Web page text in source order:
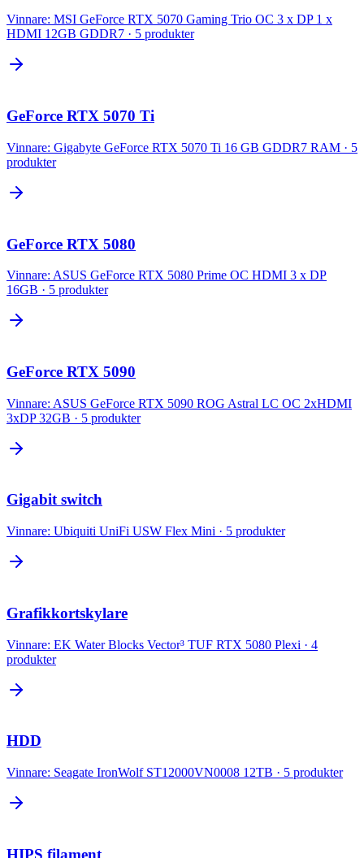
Vinnare: MSI GeForce RTX 5070 Gaming Trio OC 3 x DP 1 x
HDMI 12GB GDDR7 · 5 produkter
GeForce RTX 5070 Ti
Vinnare: Gigabyte GeForce RTX 5070 Ti 16 GB GDDR7 RAM · 5
produkter
GeForce RTX 5080
Vinnare: ASUS GeForce RTX 5080 Prime OC HDMI 3 x DP
16GB · 5 produkter
GeForce RTX 5090
Vinnare: ASUS GeForce RTX 5090 ROG Astral LC OC 2xHDMI
3xDP 32GB · 5 produkter
Gigabit switch
Vinnare: Ubiquiti UniFi USW Flex Mini · 5 produkter
Grafikkortskylare
Vinnare: EK Water Blocks Vector³ TUF RTX 5080 Plexi · 4
produkter
HDD
Vinnare: Seagate IronWolf ST12000VN0008 12TB · 5 produkter
HIPS filament